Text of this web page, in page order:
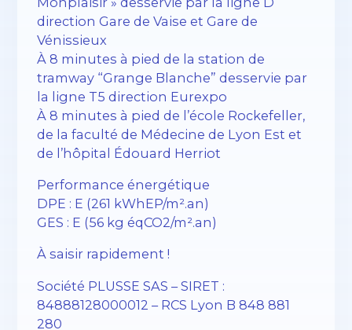
direction Gare de Vaise et Gare de
Vénissieux
À 8 minutes à pied de la station de
tramway “Grange Blanche” desservie par
la ligne T5 direction Eurexpo
À 8 minutes à pied de l’école Rockefeller,
de la faculté de Médecine de Lyon Est et
de l’hôpital Édouard Herriot
Performance énergétique
DPE : E (261 kWhEP/m².an)
GES : E (56 kg éqCO2/m².an)
À saisir rapidement !
Société PLUSSE SAS – SIRET :
84888128000012 – RCS Lyon B 848 881
280